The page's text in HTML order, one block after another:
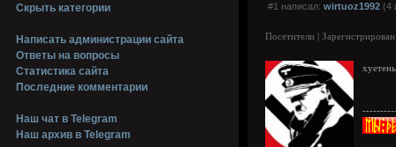
Скрыть категории
Написать администрации сайта
Ответы на вопросы
Статистика сайта
Последние комментарии
Наш чат в Telegram
Наш архив в Telegram
#1 написал: wirtuoz1992 (4
Посетители |